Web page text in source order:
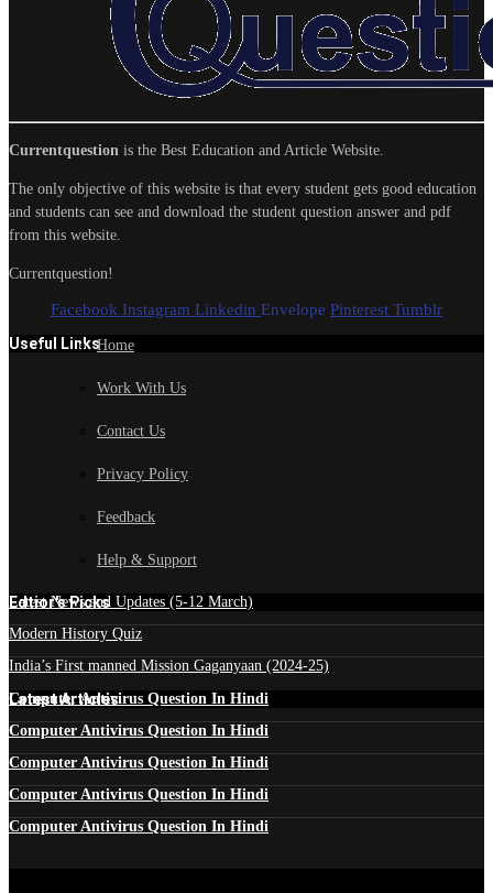
Currentquestion is the Best Education and Article Website.
The only objective of this website is that every student gets good education
and students can see and download the student question answer and pdf
from this website.
Currentquestion!
Facebook Instagram Linkedin Envelope Pinterest Tumblr
Useful LinksHome
Work With Us
Contact Us
Privacy Policy
Feedback
Help & Support
Edtior's Picks
Latest News and Updates (5-12 March)
Modern History Quiz
India’s First manned Mission Gaganyaan (2024-25)
Latest Articles
Computer Antivirus Question In Hindi
Computer Antivirus Question In Hindi
Computer Antivirus Question In Hindi
Computer Antivirus Question In Hindi
Computer Antivirus Question In Hindi